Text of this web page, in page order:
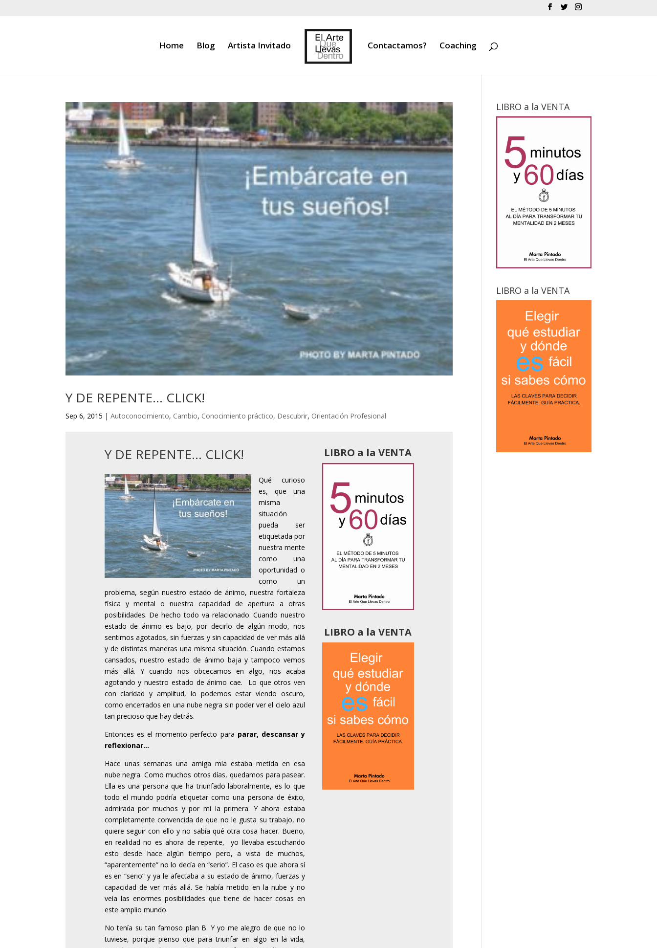
Home Blog Artista Invitado Contactamos? Coaching
Y DE REPENTE… CLICK!
Sep 6, 2015 |Autoconocimiento, Cambio, Conocimiento práctico, Descubrir, Orientación Profesional
Y DE REPENTE… CLICK!
Qué curioso
es, que una
misma
situación
pueda ser
etiquetada por
nuestra mente
como una
oportunidad o
como un
problema, según nuestro estado de ánimo, nuestra fortaleza
física y mental o nuestra capacidad de apertura a otras
posibilidades. De hecho todo va relacionado. Cuando nuestro
estado de ánimo es bajo, por decirlo de algún modo, nos
sentimos agotados, sin fuerzas y sin capacidad de ver más allá
y de distintas maneras una misma situación. Cuando estamos
cansados, nuestro estado de ánimo baja y tampoco vemos
más allá. Y cuando nos obcecamos en algo, nos acaba
agotando y nuestro estado de ánimo cae. Lo que otros ven
con claridad y amplitud, lo podemos estar viendo oscuro,
como encerrados en una nube negra sin poder ver el cielo azul
tan precioso que hay detrás.
Entonces es el momento perfecto para parar, descansar y
reflexionar…
Hace unas semanas una amiga mía estaba metida en esa
nube negra. Como muchos otros días, quedamos para pasear.
Ella es una persona que ha triunfado laboralmente, es lo que
todo el mundo podría etiquetar como una persona de éxito,
admirada por muchos y por mí la primera. Y ahora estaba
completamente convencida de que no le gusta su trabajo, no
quiere seguir con ello y no sabía qué otra cosa hacer. Bueno,
en realidad no es ahora de repente, yo llevaba escuchando
esto desde hace algún tiempo pero, a vista de muchos,
“aparentemente” no lo decía en “serio”. El caso es que ahora sí
es en “serio” y ya le afectaba a su estado de ánimo, fuerzas y
capacidad de ver más allá. Se había metido en la nube y no
veía las enormes posibilidades que tiene de hacer cosas en
este amplio mundo.
No tenía su tan famoso plan B. Y yo me alegro de que no lo
tuviese, porque pienso que para triunfar en algo en la vida,
LIBRO a la VENTA
LIBRO a la VENTA
LIBRO a la VENTA
LIBRO a la VENTA